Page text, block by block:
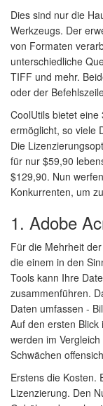
Dies sind nur die
Werkzeugs. Der
von Formaten
unterschiedliche
TIFF und mehr.
oder der
CoolUtils bietet
ermöglicht, so viele
Die
für nur $59,90
$129,90. Nun
Konkurrenten, um
1. Adobe
Für die Mehrheit
die einem in den
Tools kann Ihre
zusammenführen.
Daten umfassen -
Auf den ersten Blick
werden im
Schwächen
Erstens die Kosten.
Lizenzierung. Den